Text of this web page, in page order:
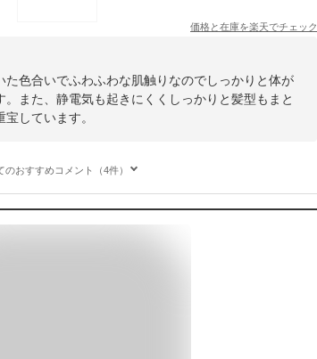
価格と在庫を楽天でチェック
色合いでふわふわな肌触りなのでしっかりと体が
また、静電気も起きにくくしっかりと髪型もまと
しています。
のおすすめコメント（4件）